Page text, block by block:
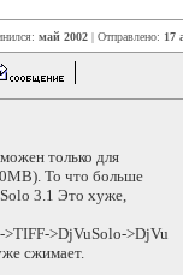
май 2002 | Отправлено: 17
только для
То что больше
3.1 Это хуже,
>DjVuSolo->DjVu
сжимает.